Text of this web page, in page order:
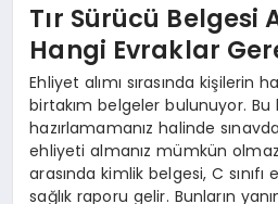
Tır Sürücü Belgesi
Hangi Evraklar
Ehliyet alımı sırasında kişilerin
birtakım belgeler bulunuyor. Bu
hazırlamamanız halinde
ehliyeti almanız mümkün
arasında kimlik belgesi, C
sağlık raporu gelir. Bunların